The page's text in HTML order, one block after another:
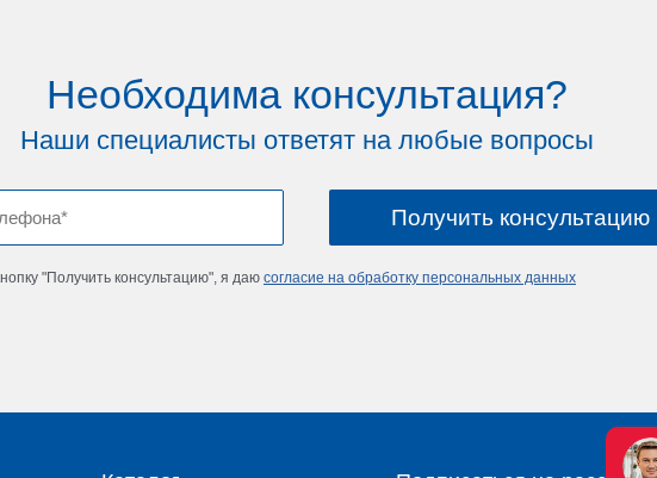
Необходима консультация?
Наши специалисты ответят на любые вопросы
"Получить консультацию", я даю согласие на обработку персональных данных